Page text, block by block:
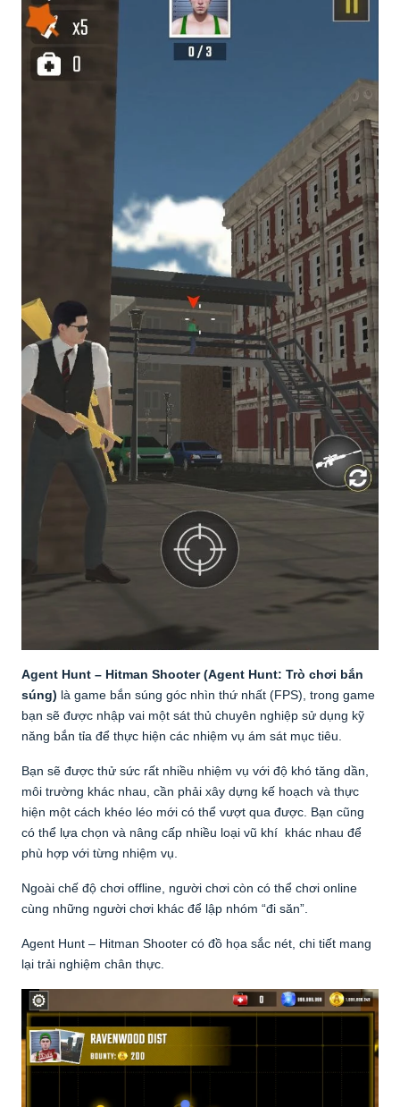
Agent Hunt – Hitman Shooter (Agent Hunt: Trò chơi bắn
súng) là game bắn súng góc nhìn thứ nhất (FPS), trong game
bạn sẽ được nhập vai một sát thủ chuyên nghiệp sử dụng kỹ
năng bắn tỉa để thực hiện các nhiệm vụ ám sát mục tiêu.
Bạn sẽ được thử sức rất nhiều nhiệm vụ với độ khó tăng dần,
môi trường khác nhau, cần phải xây dựng kế hoạch và thực
hiện một cách khéo léo mới có thể vượt qua được. Bạn cũng
có thể lựa chọn và nâng cấp nhiều loại vũ khí khác nhau để
phù hợp với từng nhiệm vụ.
Ngoài chế độ chơi offline, người chơi còn có thể chơi online
cùng những người chơi khác để lập nhóm “đi săn”.
Agent Hunt – Hitman Shooter có đồ họa sắc nét, chi tiết mang
lại trải nghiệm chân thực.